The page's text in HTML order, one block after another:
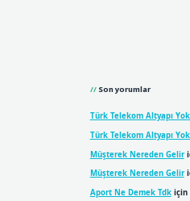
Son yorumlar
Türk Telekom Altyapı
Türk Telekom Altyapı
Müşterek Nereden Gelir
Müşterek Nereden Gelir
Aport Ne Demek Tdkiçin